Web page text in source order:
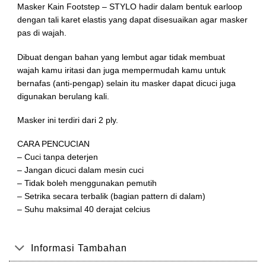
Masker Kain Footstep – STYLO hadir dalam bentuk earloop
dengan tali karet elastis yang dapat disesuaikan agar masker
pas di wajah.
Dibuat dengan bahan yang lembut agar tidak membuat
wajah kamu iritasi dan juga mempermudah kamu untuk
bernafas (anti-pengap) selain itu masker dapat dicuci juga
digunakan berulang kali.
Masker ini terdiri dari 2 ply.
CARA PENCUCIAN
– Cuci tanpa deterjen
– Jangan dicuci dalam mesin cuci
– Tidak boleh menggunakan pemutih
– Setrika secara terbalik (bagian pattern di dalam)
– Suhu maksimal 40 derajat celcius
Informasi Tambahan